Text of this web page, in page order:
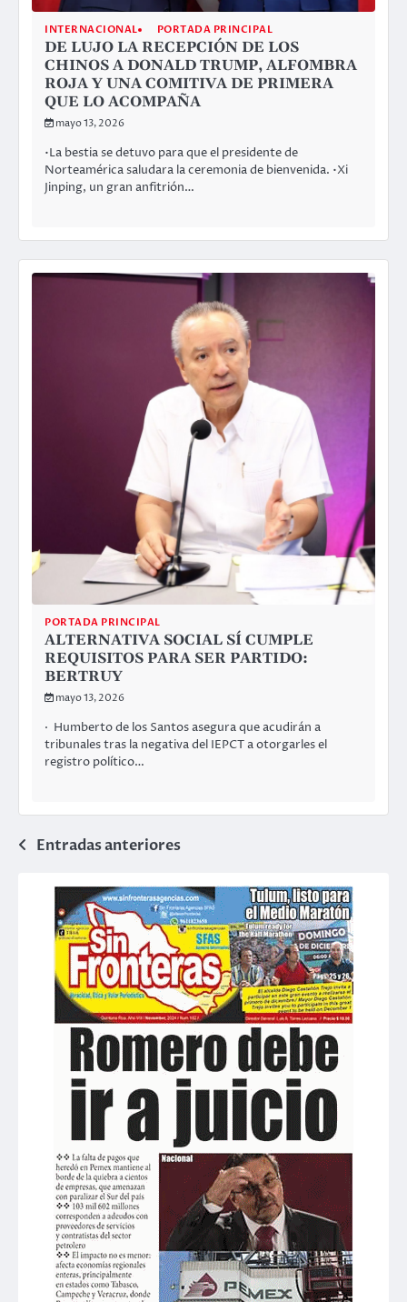
INTERNACIONAL PORTADA PRINCIPAL
DE LUJO LA RECEPCIÓN DE LOS
CHINOS A DONALD TRUMP, ALFOMBRA
ROJA Y UNA COMITIVA DE PRIMERA
QUE LO ACOMPAÑA
mayo 13, 2026
•La bestia se detuvo para que el presidente de
Norteamérica saludara la ceremonia de bienvenida. •Xi
Jinping, un gran anfitrión…
PORTADA PRINCIPAL
ALTERNATIVA SOCIAL SÍ CUMPLE
REQUISITOS PARA SER PARTIDO:
BERTRUY
mayo 13, 2026
· Humberto de los Santos asegura que acudirán a
tribunales tras la negativa del IEPCT a otorgarles el
registro político…
Navegación
entradas
Entradas anteriores